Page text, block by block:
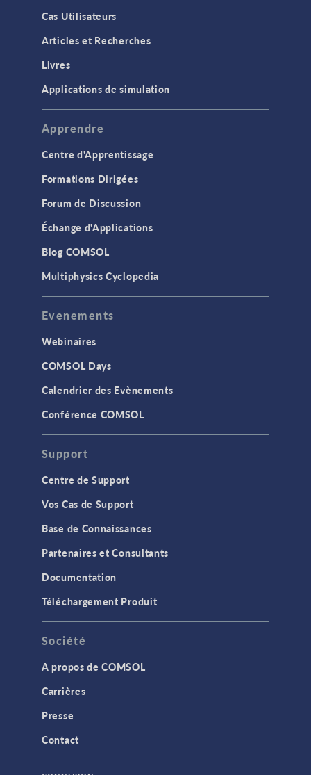
Cas Utilisateurs
Articles et Recherches
Livres
Applications de simulation
Apprendre
Centre d'Apprentissage
Formations Dirigées
Forum de Discussion
Échange d'Applications
Blog COMSOL
Multiphysics Cyclopedia
Evenements
Webinaires
COMSOL Days
Calendrier des Evènements
Conférence COMSOL
Support
Centre de Support
Vos Cas de Support
Base de Connaissances
Partenaires et Consultants
Documentation
Téléchargement Produit
Société
A propos de COMSOL
Carrières
Presse
Contact